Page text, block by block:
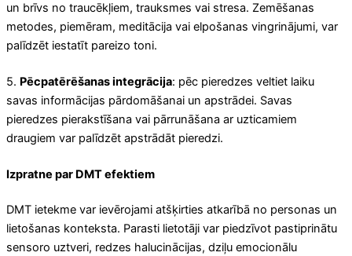
un brīvs no traucēkļiem, trauksmes vai stresa. Zemēšanas
metodes, piemēram, meditācija vai elpošanas vingrinājumi, var
palīdzēt iestatīt pareizo toni.
5. Pēcpatērēšanas integrācija: pēc pieredzes veltiet laiku
savas informācijas pārdomāšanai un apstrādei. Savas
pieredzes pierakstīšana vai pārrunāšana ar uzticamiem
draugiem var palīdzēt apstrādāt pieredzi.
Izpratne par DMT efektiem
DMT ietekme var ievērojami atšķirties atkarībā no personas un
lietošanas konteksta. Parasti lietotāji var piedzīvot pastiprinātu
sensoro uztveri, redzes halucinācijas, dziļu emocionālu